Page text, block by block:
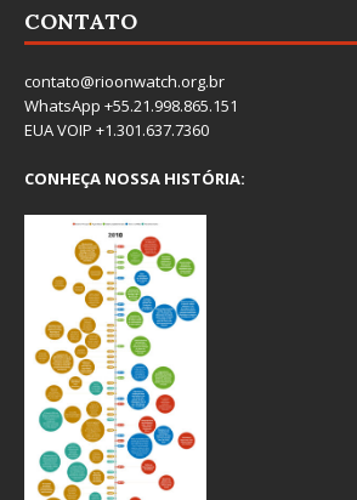
CONTATO
contato@rioonwatch.org.br
WhatsApp +55.21.998.865.151
EUA VOIP +1.301.637.7360
CONHEÇA NOSSA HISTÓRIA: